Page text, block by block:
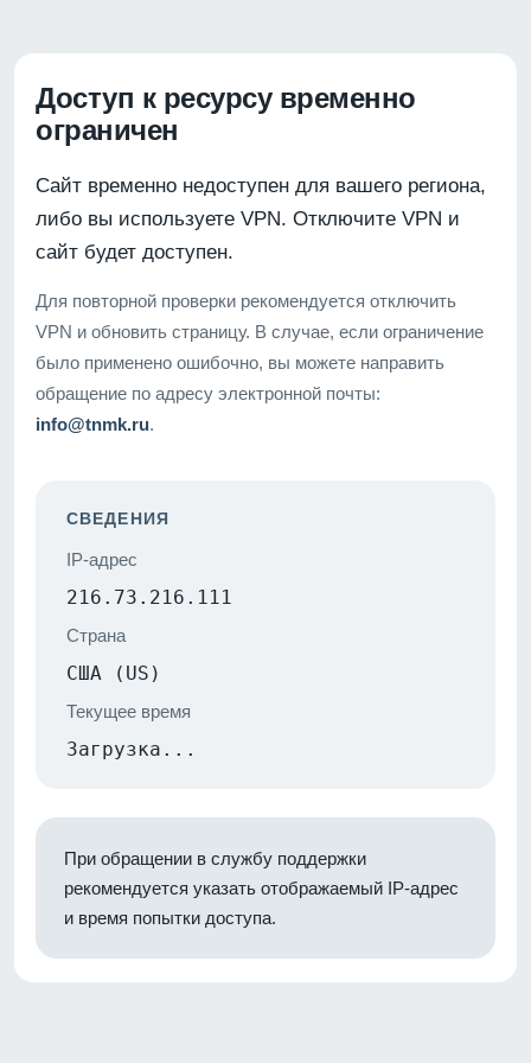
Доступ к ресурсу временно
ограничен
Сайт временно недоступен для вашего региона,
либо вы используете VPN. Отключите VPN и
сайт будет доступен.
Для повторной проверки рекомендуется отключить
VPN и обновить страницу. В случае, если ограничение
было применено ошибочно, вы можете направить
обращение по адресу электронной почты:
info@tnmk.ru.
СВЕДЕНИЯ
IP-адрес
216.73.216.111
Страна
США (US)
Текущее время
Загрузка...
При обращении в службу поддержки
рекомендуется указать отображаемый IP-адрес
и время попытки доступа.